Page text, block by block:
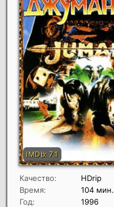
Качество:
HDrip
Время:
104 мин.
Год:
1996